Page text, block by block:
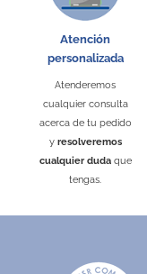
Atención
personalizada
Atenderemos
cualquier consulta
acerca de tu pedido
y resolveremos
cualquier dudaque
tengas.